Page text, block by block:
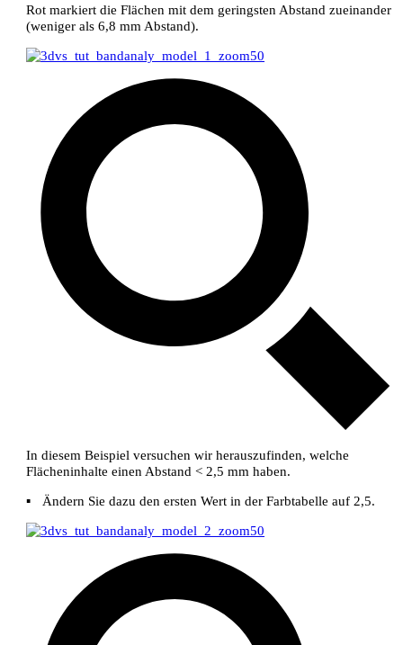
Rot markiert die Flächen mit dem geringsten Abstand zueinander
(weniger als 6,8 mm Abstand).
In diesem Beispiel versuchen wir herauszufinden, welche
Flächeninhalte einen Abstand < 2,5 mm haben.
▪
Ändern Sie dazu den ersten Wert in der Farbtabelle auf 2,5.